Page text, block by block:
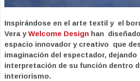
Inspirándose en el arte textil y el
Vera yWelcome Design han
espacio innovador y creativo que
imaginación del espectador,
interpretación de su función dentro
interiorismo.